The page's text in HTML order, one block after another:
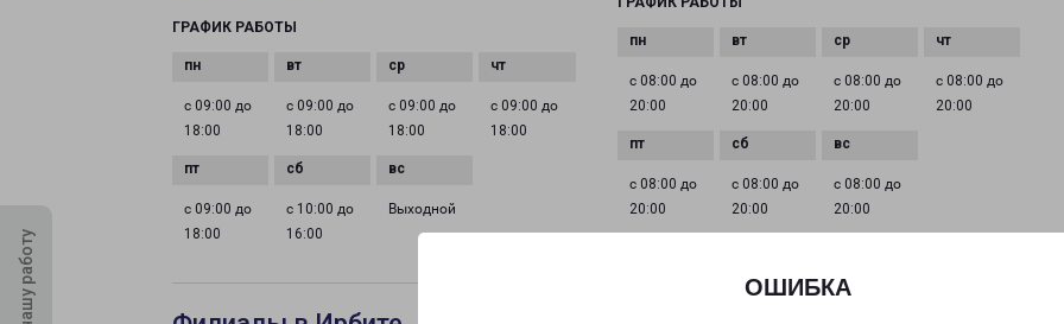
ОШИБКА
ГРАФИК РАБОТЫ
с 09:00 до
18:00
с 09:00 до
18:00
с 09:00 до
18:00
с 09:00 до
18:00
с 09:00 до
18:00
с 10:00 до
16:00
Выходной
с 08:00 до
20:00
с 08:00 до
20:00
с 08:00 до
20:00
с 08:00 до
20:00
с 08:00 до
20:00
с 08:00 до
20:00
с 08:00 до
20:00